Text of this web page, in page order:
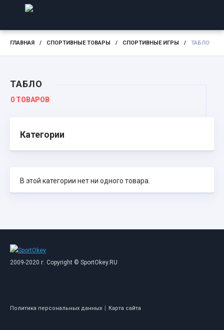
ГЛАВНАЯ / СПОРТИВНЫЕ ТОВАРЫ / СПОРТИВНЫЕ ИГРЫ / ТАБЛО
ТАБЛО
0 ТОВАРОВ
Категории
В этой категории нет ни одного товара.
2009-2020 г. Copyright © SportOkey.RU
Политика персональных данных Карта сайта